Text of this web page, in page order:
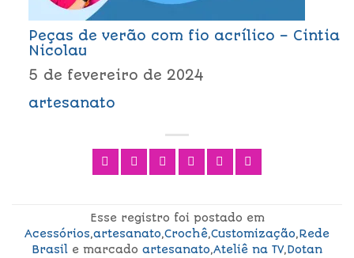
Peças de verão com fio acrílico – Cintia
Nicolau
5 de fevereiro de 2024
artesanato
Esse registro foi postado em
Acessórios,artesanato,Crochê,Customização,Rede
Brasil e marcado artesanato,Ateliê na TV,Dotan